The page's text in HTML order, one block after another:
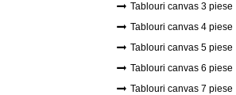
Tablouri canvas 3 piese
Tablouri canvas 4 piese
Tablouri canvas 5 piese
Tablouri canvas 6 piese
Tablouri canvas 7 piese